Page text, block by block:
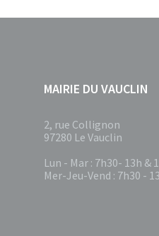
MAIRIE DU VAUCLIN
2, rue Collignon
97280 Le Vauclin
Lun - Mar : 7h30- 13h &
Mer-Jeu-Vend : 7h30 -